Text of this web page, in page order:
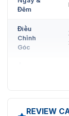
Đêm
Điều
Chỉnh
Góc
REVIEW